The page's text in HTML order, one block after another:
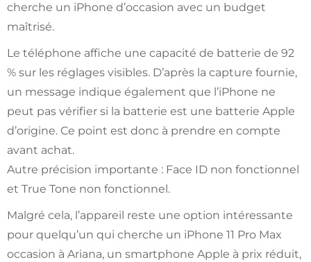
cherche un iPhone d’occasion avec un budget
maîtrisé.
Le téléphone affiche une capacité de batterie de 92
% sur les réglages visibles. D’après la capture fournie,
un message indique également que l’iPhone ne
peut pas vérifier si la batterie est une batterie Apple
d’origine. Ce point est donc à prendre en compte
avant achat.
Autre précision importante : Face ID non fonctionnel
et True Tone non fonctionnel.
Malgré cela, l’appareil reste une option intéressante
pour quelqu’un qui cherche un iPhone 11 Pro Max
occasion à Ariana, un smartphone Apple à prix réduit,